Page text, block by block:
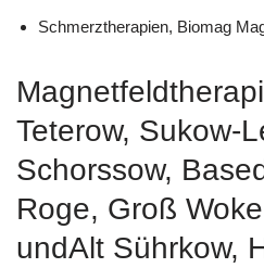
Schmerztherapien, Biomag
Teterow, Sukow-
Schorssow,
Roge, Groß
undAlt Sührkow,